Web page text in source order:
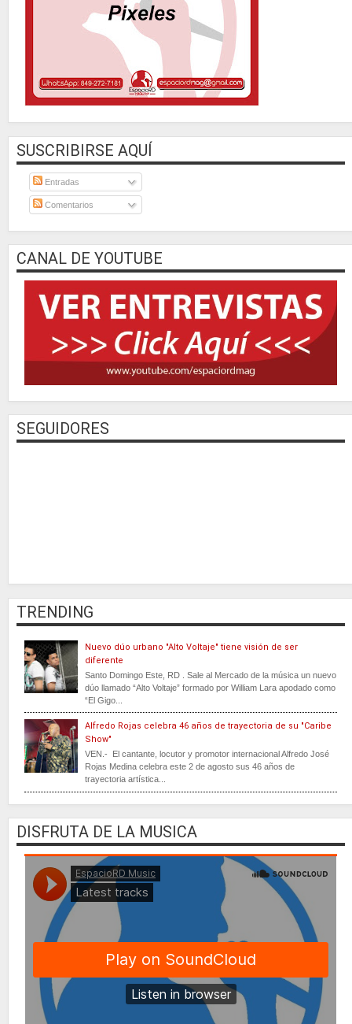
SUSCRIBIRSE AQUÍ
Entradas
Comentarios
CANAL DE YOUTUBE
SEGUIDORES
TRENDING
Nuevo dúo urbano "Alto Voltaje" tiene visión de ser
diferente
Santo Domingo Este, RD . Sale al Mercado de la música un nuevo
dúo llamado “Alto Voltaje” formado por William Lara apodado como
“El Gigo...
Alfredo Rojas celebra 46 años de trayectoria de su "Caribe
Show"
VEN.- El cantante, locutor y promotor internacional Alfredo José
Rojas Medina celebra este 2 de agosto sus 46 años de
trayectoria artística...
DISFRUTA DE LA MUSICA